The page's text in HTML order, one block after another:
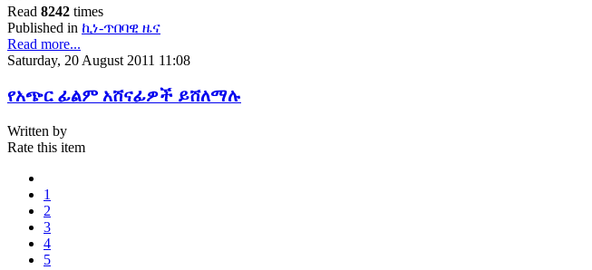
Read 8242 times
Published in ኪነ-ጥበባዊ ዜና
Read more...
Saturday, 20 August 2011 11:08
የአጭር ፊልም አሸናፊዎች ይሸለማሉ
Written by
Rate this item
1
2
3
4
5